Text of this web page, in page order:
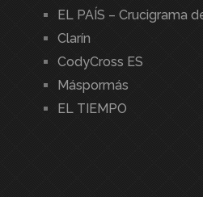
EL PAÍS – Crucigrama
Clarín
CodyCross ES
Máspormás
EL TIEMPO